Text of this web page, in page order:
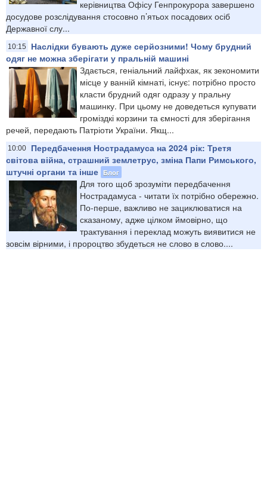
керівництва Офісу Генпрокурора завершено
досудове розслідування стосовно п’ятьох посадових осіб
Державної слу...
10:15
Наслідки бувають дуже серйозними! Чому брудний
одяг не можна зберігати у пральній машині
Здається, геніальний лайфхак, як зекономити
місце у ванній кімнаті, існує: потрібно просто
класти брудний одяг одразу у пральну
машинку. При цьому не доведеться купувати
громіздкі корзини та ємності для зберігання
речей, передають Патріоти України. Якщ...
10:00
Передбачення Нострадамуса на 2024 рік: Третя
світова війна, страшний землетрус, зміна Папи Римського,
штучні органи та інше Блог
Для того щоб зрозуміти передбачення
Нострадамуса - читати їх потрібно обережно.
По-перше, важливо не зациклюватися на
сказаному, адже цілком ймовірно, що
трактування і переклад можуть виявитися не
зовсім вірними, і пророцтво збудеться не слово в слово....